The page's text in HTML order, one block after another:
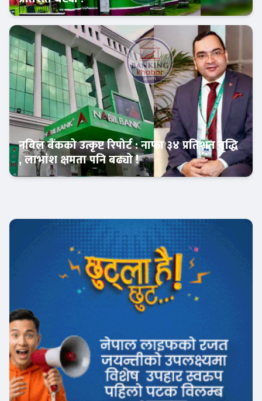
Banner News
नबिल बैंकको उत्कृष्ट रिपोर्ट : नाफा ३४ प्रतिशत बृद्धि
, लाभांश क्षमता पनि बढ्यो !